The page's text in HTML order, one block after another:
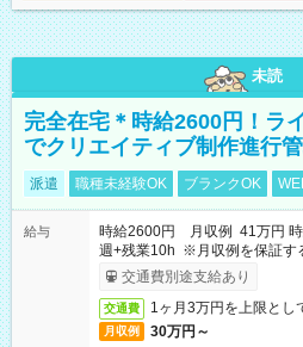
未読
完全在宅＊時給2600円！ラ
でクリエイティブ制作進行
派遣 職種未経験OK ブランクOK
給与
時給2600円 月収例 41万円
週+残業10h ※月収例を保証す
受取りサービス利用可（利用条
交通費別途支給あり
交通費 1ヶ月3万円を上限とし
月収例 30万円～